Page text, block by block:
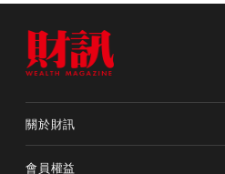
關於財訊
會員權益